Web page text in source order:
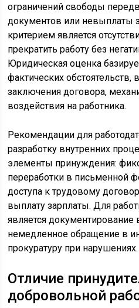
ограничений свободы
документов или невыплаты
критерием является
прекратить работу без
Юридическая оценка
фактических обстоятельств,
заключения договора,
воздействия на работника.
Рекомендации для
разработку внутренних
элементы принуждения:
переработки в письменной
доступа к трудовому
выплату зарплаты. Для
является документирование
немедленное обращение в
прокуратуру при нарушениях.
Отличие
добровольной